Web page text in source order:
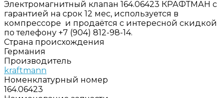
Электромагнитный клапан 164.06423 КРАФТМАН с
гарантией на срок 12 мес, используется в
компрессоре и продаётся с интересной скидкой
по телефону +7 (904) 812-98-14.
Страна происхождения
Германия
Производитель
kraftmann
Номенклатурный номер
164.06423